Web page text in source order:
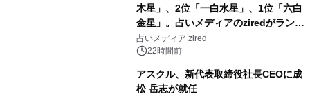
木星」、2位「一白水星」、1位「六白
金星」。占いメディアのziredがランキ
ングを発表
占いメディア zired
22時間前
アスクル、新代表取締役社長CEOに成
松 岳志が就任